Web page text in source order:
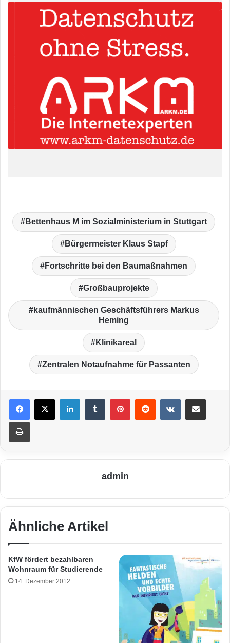
Bettenhaus M im Sozialministerium in Stuttgart
Bürgermeister Klaus Stapf
Fortschritte bei den Baumaßnahmen
Großbauprojekte
kaufmännischen Geschäftsführers Markus
Heming
Klinikareal
Zentralen Notaufnahme für Passanten
LinkedIn VKontakte
Drucken
admin
Ähnliche Artikel
KfW fördert bezahlbaren
Wohnraum für Studierende
14. Dezember 2012